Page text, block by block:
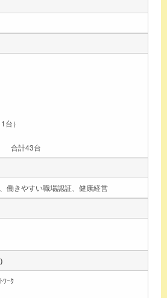
台）
計43台
働きやすい職場認証、健康経営
ﾜｰｸ